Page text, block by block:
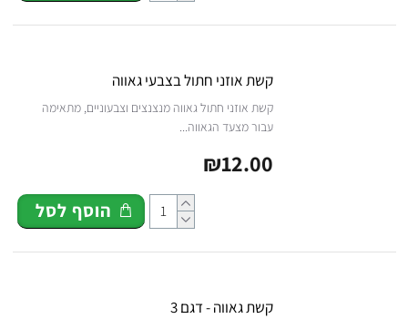
קשת אוזני חתול בצבעי גאווה
קשת אוזני חתול גאווה מנצנצים וצבעוניים, מתאימה
עבור מצעד הגאווה...
₪12.00
הוסף לסל
קשת גאווה - דגם 3